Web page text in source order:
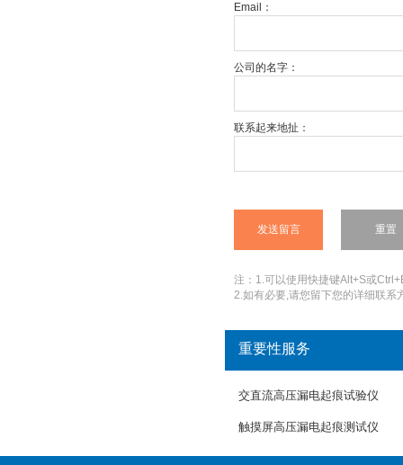
Email：
公司的名字：
联系起来地扯：
注：1.可以使用快捷键Alt+S或
2.如有必要,请您留下您的详细联系
重要性服务
交直流高压漏电起痕试验仪
触摸屏高压漏电起痕测试仪